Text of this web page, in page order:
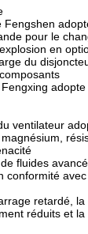
Fengshen
pour le
en
du
ventilateur
fluides
conformité
retardé,
réduits et